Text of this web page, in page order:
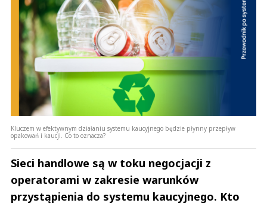
Kluczem w efektywnym działaniu systemu kaucyjnego będzie płynny przepływ
opakowań i kaucji. Co to oznacza?
Sieci handlowe są w toku negocjacji z
operatorami w zakresie warunków
przystąpienia do systemu kaucyjnego. Kto